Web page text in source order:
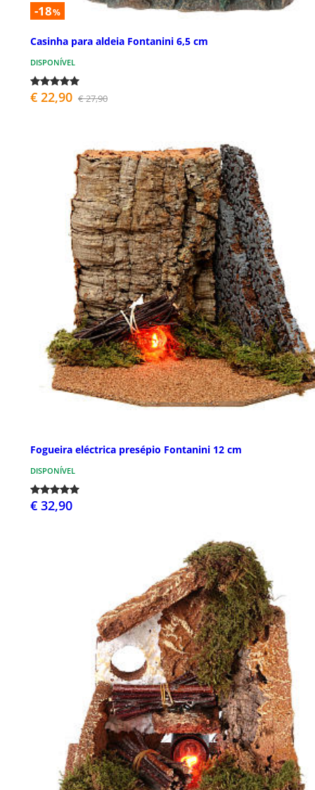
-18%
Casinha para aldeia Fontanini 6,5 cm
DISPONÍVEL
€ 22,90 € 27,90
Fogueira eléctrica presépio Fontanini 12 cm
DISPONÍVEL
€ 32,90